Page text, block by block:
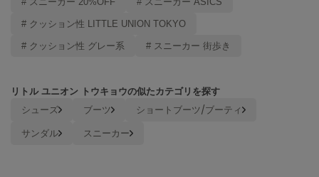
ミュシャ
ネズ
# クッション性 LITTLE UNION TOKYO
# クッション性 グレー系 # スニーカー 街歩き
リトル ユニオン トウキョウの似たカテゴリを探す
シューズ ブーツ
ショートブーツ/ブーティ
サンダル
スニーカー